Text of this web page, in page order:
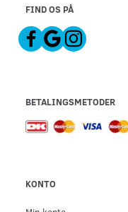
FIND OS PÅ
BETALINGSMETODER
KONTO